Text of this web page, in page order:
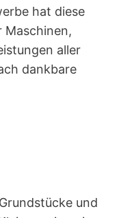
hat diese
Maschinen,
aller
dankbare
und